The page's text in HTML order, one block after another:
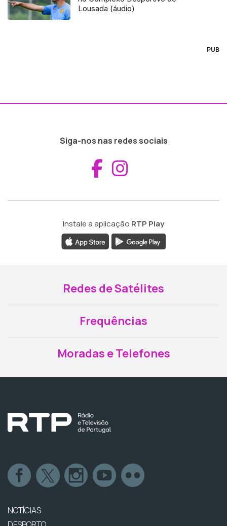
Lousada (áudio)
PUB
Siga-nos nas redes sociais
Aceder ao
Instale a aplicação RTP Play
Redes de Satélites
Frequências
Moradas e Telefones
NOTÍCIAS